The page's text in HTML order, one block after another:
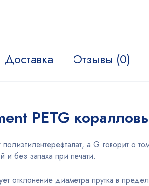
Доставка Отзывы (0)
PETG
а G говорит о
и без запаха при печати.
отклонение диаметра прутка в